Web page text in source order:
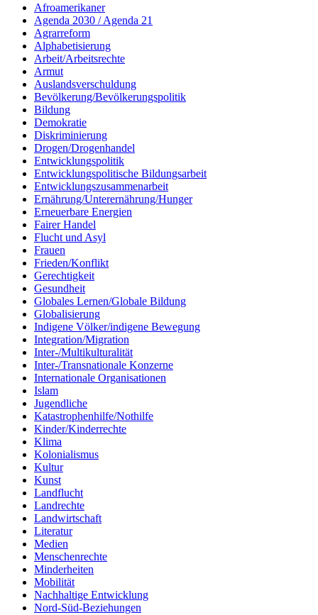
Afroamerikaner
Agenda 2030 / Agenda 21
Agrarreform
Alphabetisierung
Arbeit/Arbeitsrechte
Armut
Auslandsverschuldung
Bevölkerung/Bevölkerungspolitik
Bildung
Demokratie
Diskriminierung
Drogen/Drogenhandel
Entwicklungspolitik
Entwicklungspolitische Bildungsarbeit
Entwicklungszusammenarbeit
Ernährung/Unterernährung/Hunger
Erneuerbare Energien
Fairer Handel
Flucht und Asyl
Frauen
Frieden/Konflikt
Gerechtigkeit
Gesundheit
Globales Lernen/Globale Bildung
Globalisierung
Indigene Völker/indigene Bewegung
Integration/Migration
Inter-/Multikulturalität
Inter-/Transnationale Konzerne
Internationale Organisationen
Islam
Jugendliche
Katastrophenhilfe/Nothilfe
Kinder/Kinderrechte
Klima
Kolonialismus
Kultur
Kunst
Landflucht
Landrechte
Landwirtschaft
Literatur
Medien
Menschenrechte
Minderheiten
Mobilität
Nachhaltige Entwicklung
Nord-Süd-Beziehungen